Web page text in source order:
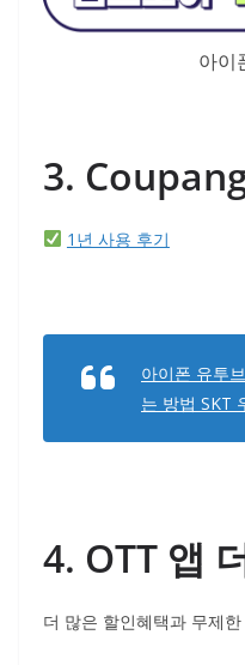
아이
3.
1년 사용 후기
아이폰 유투
는 방법 SKT
4. OTT 앱
더 많은 할인혜택과 무제